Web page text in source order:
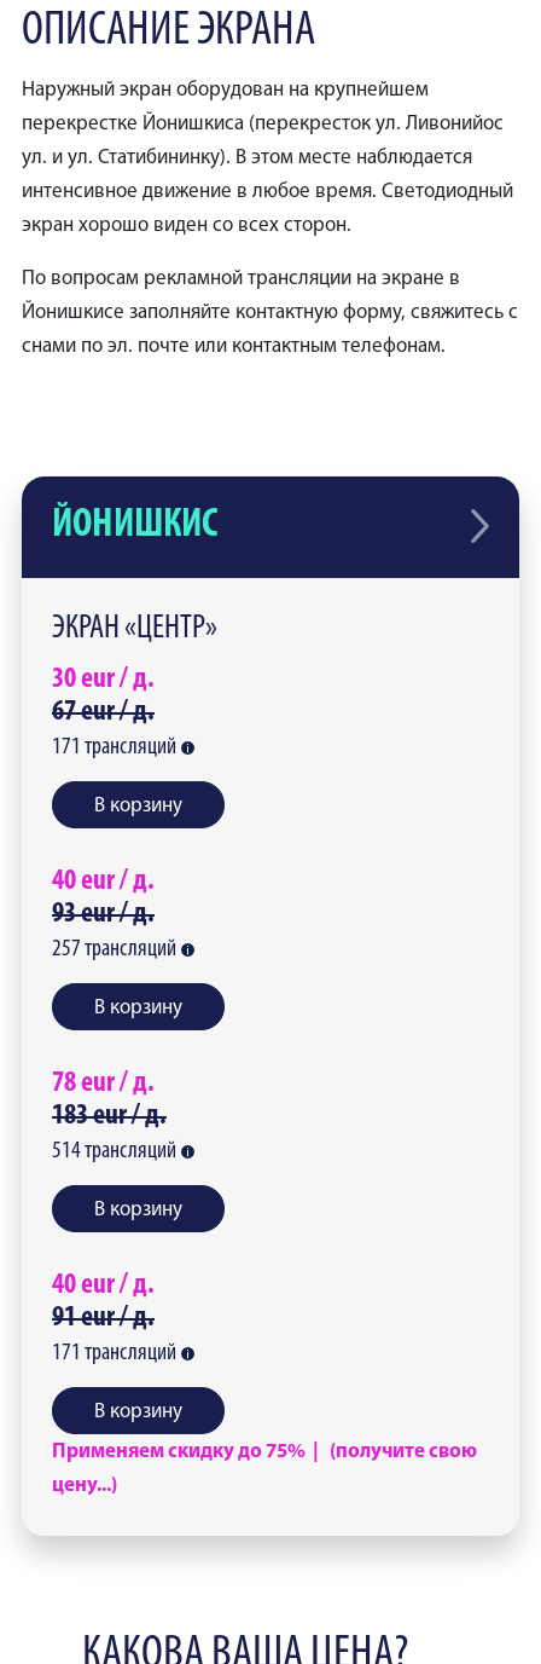
ЙОНИШКИС
ЭКРАН «ЦЕНТР»
30eur /д.
67eur /д.
171 трансляций
В корзину
40eur /д.
93eur /д.
257 трансляций
В корзину
78eur /д.
183eur /д.
514трансляций
В корзину
40eur /д.
91eur /д.
171 трансляций
В корзину
Применяем скидку до 75% | (получите свою
цену...)
ОПИСАНИЕ ЭКРАНА
Наружный экран оборудован на крупнейшем
перекрестке Йонишкиса (перекресток ул. Ливонийос
ул. и ул. Статибининку). В этом месте наблюдается
интенсивное движение в любое время. Светодиодный
экран хорошо виден со всех сторон.
По вопросам рекламной трансляции на экране в
Йонишкисе заполняйте контактную форму, свяжитесь с
снами по эл. почте или контактным телефонам.